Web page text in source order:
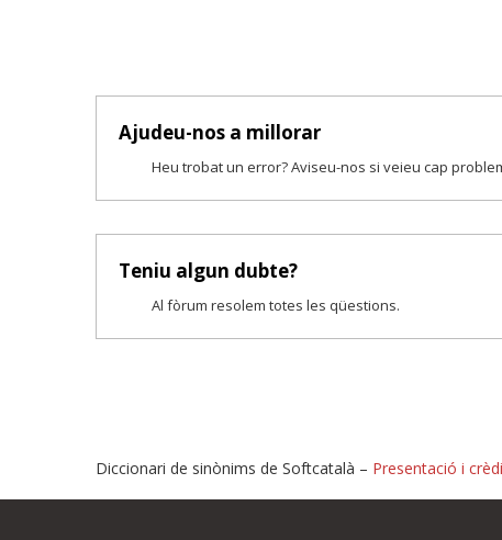
Ajudeu-nos a millorar
Heu trobat un error? Aviseu-nos si veieu cap
Teniu algun dubte?
Al fòrum resolem totes les qüestions.
Diccionari de sinònims de Softcatalà – Presentació i